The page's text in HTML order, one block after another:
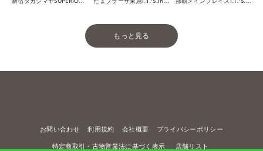
もっと見る
お問い合わせ 利用規約 会社概要 プライバシーポリシー
特定商取引・古物営業法に基づく表示 店舗リスト